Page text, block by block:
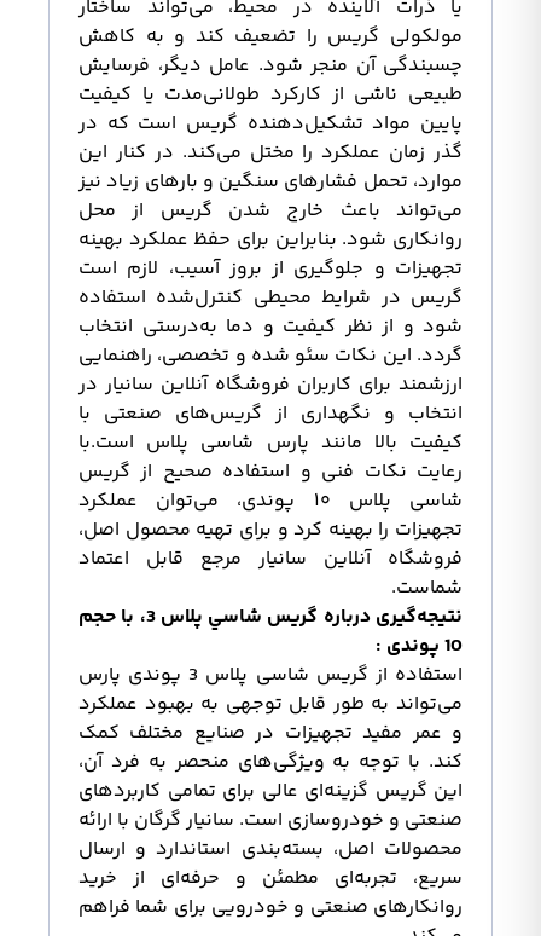
یا ذرات آلاینده در محیط، می‌تواند ساختار
مولکولی گریس را تضعیف کند و به کاهش
چسبندگی آن منجر شود. عامل دیگر، فرسایش
طبیعی ناشی از کارکرد طولانی‌مدت یا کیفیت
پایین مواد تشکیل‌دهنده گریس است که در
گذر زمان عملکرد را مختل می‌کند. در کنار این
موارد، تحمل فشارهای سنگین و بارهای زیاد نیز
می‌تواند باعث خارج شدن گریس از محل
روانکاری شود. بنابراین برای حفظ عملکرد بهینه
تجهیزات و جلوگیری از بروز آسیب، لازم است
گریس در شرایط محیطی کنترل‌شده استفاده
شود و از نظر کیفیت و دما به‌درستی انتخاب
گردد. این نکات سئو شده و تخصصی، راهنمایی
ارزشمند برای کاربران فروشگاه آنلاین سانیار در
انتخاب و نگهداری از گریس‌های صنعتی با
کیفیت بالا مانند پارس شاسی پلاس است.با
رعایت نکات فنی و استفاده صحیح از گریس
شاسی پلاس ۱۰ پوندی، می‌توان عملکرد
تجهیزات را بهینه کرد و برای تهیه محصول اصل،
فروشگاه آنلاین سانیار مرجع قابل اعتماد
شماست.
نتیجه‌گیری درباره گريس شاسي پلاس 3، با حجم
10 پوندی :
استفاده از گریس شاسی پلاس 3 پوندی پارس
می‌تواند به طور قابل توجهی به بهبود عملکرد
و عمر مفید تجهیزات در صنایع مختلف کمک
کند. با توجه به ویژگی‌های منحصر به فرد آن،
این گریس گزینه‌ای عالی برای تمامی کاربردهای
صنعتی و خودروسازی است. سانیار گرگان با ارائه
محصولات اصل، بسته‌بندی استاندارد و ارسال
سریع، تجربه‌ای مطمئن و حرفه‌ای از خرید
روانکارهای صنعتی و خودرویی برای شما فراهم